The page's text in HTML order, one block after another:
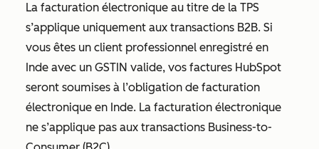
La facturation électronique au titre de la TPS
s’applique uniquement aux transactions B2B. Si
vous êtes un client professionnel enregistré en
Inde avec un GSTIN valide, vos factures HubSpot
seront soumises à l’obligation de facturation
électronique en Inde. La facturation électronique
ne s’applique pas aux transactions Business-to-